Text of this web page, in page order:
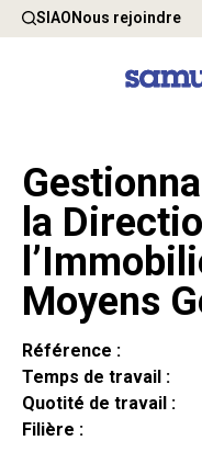
SIAONous rejoindre
la
Moyens
Référence :
Temps de travail :
Quotité de travail :
Filière :